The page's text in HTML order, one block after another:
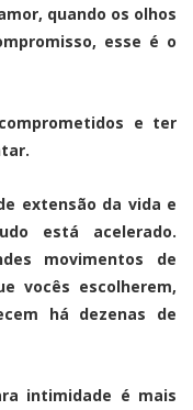
quando os olhos
esse é o
e ter
extensão da vida e
está acelerado.
movimentos de
vocês escolherem,
há dezenas de
intimidade é mais